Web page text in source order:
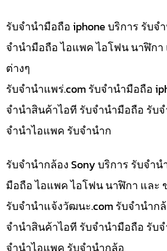
รับจำนำมือถือ iphone บริการ รับจ
จำนำมือถือ ไอแพค ไอโฟน นาฬิก
ต่างๆ
รับจํานําแพร่.com รับจำนำมือถือ
จำนำสินค้าไอที รับจำนำมือถือ รับ
จำนำไอแพค รับจำนำก
รับจำนำกล้อง Sony บริการ รับจำ
มือถือ ไอแพค ไอโฟน นาฬิกา และ
รับจํานําแจ้งวัฒนะ.com รับจำนำก
จำนำสินค้าไอที รับจำนำมือถือ รับ